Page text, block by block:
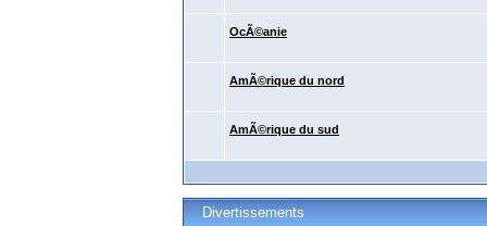
OcÃ©anie
AmÃ©rique du nord
AmÃ©rique du sud
Divertissements